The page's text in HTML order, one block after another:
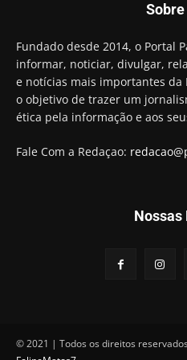
preso e faz vídeo
Hugo Motta retira
"confiscar"
01:49
Descaso da
professoras
00:16
Fundado desde 2014, o Portal
informar, noticiar, divulgar,
e notícias mais importantes da
o objetivo de trazer um
ética pela informação e aos
Fale Com a Redaçao:
Nossas
© 2021 | Todos os direitos